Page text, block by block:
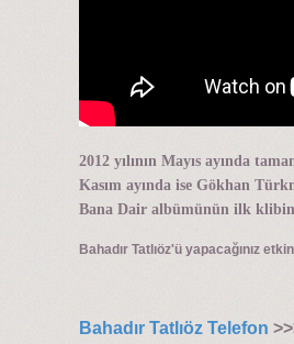
2012 yılının Mayıs ayında
Kasım ayında ise Gökhan
Bana Dair albümünün ilk klibini
Bahadır Tatlıöz'ü yapacağınız
Bahadır Tatlıöz Telefon